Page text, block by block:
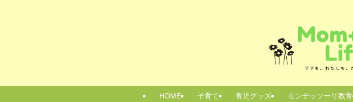
HOME 子育て 育児グッズ モンテッソーリ教育